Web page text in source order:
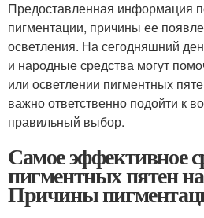
Предоставленная информация
пигментации, причины ее
осветления. На сегодняшний
и народные средства могут
или осветлении пигментных
важно ответственно подойти к
правильный выбор.
Самое эффективное
пигментных пятен
Причины